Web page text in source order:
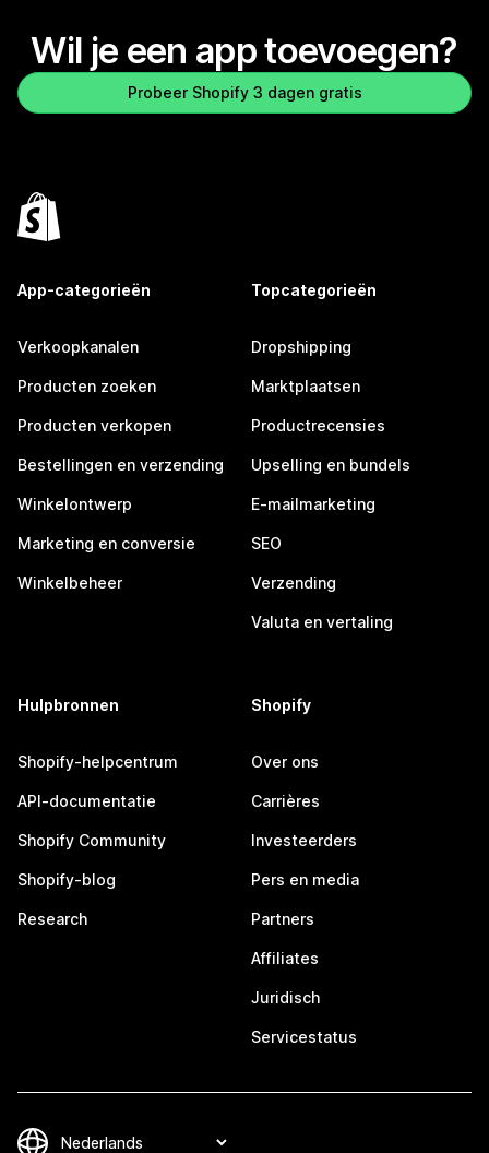
Wil je een app toevoegen?
Probeer Shopify 3 dagen gratis
App-categorieën
Verkoopkanalen
Producten zoeken
Producten verkopen
Bestellingen en verzending
Winkelontwerp
Marketing en conversie
Winkelbeheer
Topcategorieën
Dropshipping
Marktplaatsen
Productrecensies
Upselling en bundels
E-mailmarketing
SEO
Verzending
Valuta en vertaling
Hulpbronnen
Shopify-helpcentrum
API-documentatie
Shopify Community
Shopify-blog
Research
Shopify
Over ons
Carrières
Investeerders
Pers en media
Partners
Affiliates
Juridisch
Servicestatus